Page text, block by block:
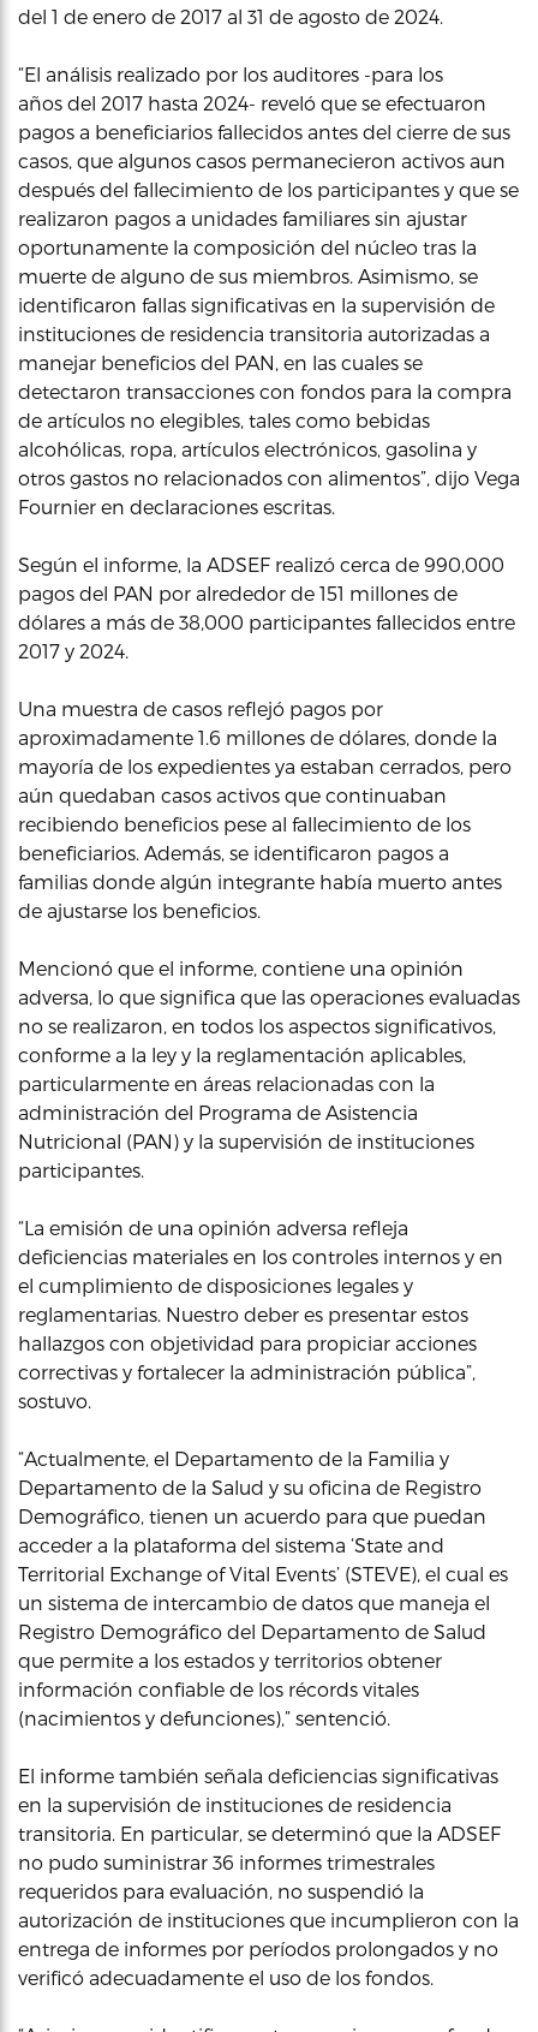
del 1 de enero de 2017 al 31 de agosto de 2024.
“El análisis realizado por los auditores -para los
años del 2017 hasta 2024- reveló que se efectuaron
pagos a beneficiarios fallecidos antes del cierre de sus
casos, que algunos casos permanecieron activos aun
después del fallecimiento de los participantes y que se
realizaron pagos a unidades familiares sin ajustar
oportunamente la composición del núcleo tras la
muerte de alguno de sus miembros. Asimismo, se
identificaron fallas significativas en la supervisión de
instituciones de residencia transitoria autorizadas a
manejar beneficios del PAN, en las cuales se
detectaron transacciones con fondos para la compra
de artículos no elegibles, tales como bebidas
alcohólicas, ropa, artículos electrónicos, gasolina y
otros gastos no relacionados con alimentos”, dijo Vega
Fournier en declaraciones escritas.
Según el informe, la ADSEF realizó cerca de 990,000
pagos del PAN por alrededor de 151 millones de
dólares a más de 38,000 participantes fallecidos entre
2017 y 2024.
Una muestra de casos reflejó pagos por
aproximadamente 1.6 millones de dólares, donde la
mayoría de los expedientes ya estaban cerrados, pero
aún quedaban casos activos que continuaban
recibiendo beneficios pese al fallecimiento de los
beneficiarios. Además, se identificaron pagos a
familias donde algún integrante había muerto antes
de ajustarse los beneficios.
Mencionó que el informe, contiene una opinión
adversa, lo que significa que las operaciones evaluadas
no se realizaron, en todos los aspectos significativos,
conforme a la ley y la reglamentación aplicables,
particularmente en áreas relacionadas con la
administración del Programa de Asistencia
Nutricional (PAN) y la supervisión de instituciones
participantes.
“La emisión de una opinión adversa refleja
deficiencias materiales en los controles internos y en
el cumplimiento de disposiciones legales y
reglamentarias. Nuestro deber es presentar estos
hallazgos con objetividad para propiciar acciones
correctivas y fortalecer la administración pública”,
sostuvo.
“Actualmente, el Departamento de la Familia y
Departamento de la Salud y su oficina de Registro
Demográfico, tienen un acuerdo para que puedan
acceder a la plataforma del sistema ‘State and
Territorial Exchange of Vital Events’ (STEVE), el cual es
un sistema de intercambio de datos que maneja el
Registro Demográfico del Departamento de Salud
que permite a los estados y territorios obtener
información confiable de los récords vitales
(nacimientos y defunciones),” sentenció.
El informe también señala deficiencias significativas
en la supervisión de instituciones de residencia
transitoria. En particular, se determinó que la ADSEF
no pudo suministrar 36 informes trimestrales
requeridos para evaluación, no suspendió la
autorización de instituciones que incumplieron con la
entrega de informes por períodos prolongados y no
verificó adecuadamente el uso de los fondos.